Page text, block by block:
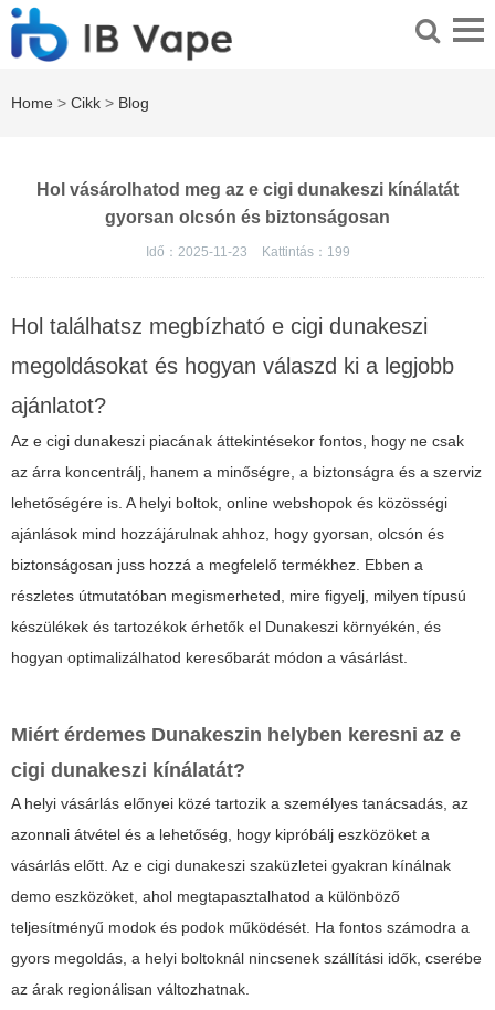
Home > Cikk > Blog
Hol vásárolhatod meg az e cigi dunakeszi kínálatát
gyorsan olcsón és biztonságosan
Idő：2025-11-23 Kattintás： 199
Hol találhatsz megbízható e cigi dunakeszi
megoldásokat és hogyan válaszd ki a legjobb
ajánlatot?
Az e cigi dunakeszi piacának áttekintésekor fontos, hogy ne csak
az árra koncentrálj, hanem a minőségre, a biztonságra és a szerviz
lehetőségére is. A helyi boltok, online webshopok és közösségi
ajánlások mind hozzájárulnak ahhoz, hogy gyorsan, olcsón és
biztonságosan juss hozzá a megfelelő termékhez. Ebben a
részletes útmutatóban megismerheted, mire figyelj, milyen típusú
készülékek és tartozékok érhetők el Dunakeszi környékén, és
hogyan optimalizálhatod keresőbarát módon a vásárlást.
Miért érdemes Dunakeszin helyben keresni az e
cigi dunakeszi kínálatát?
A helyi vásárlás előnyei közé tartozik a személyes tanácsadás, az
azonnali átvétel és a lehetőség, hogy kipróbálj eszközöket a
vásárlás előtt. Az e cigi dunakeszi szaküzletei gyakran kínálnak
demo eszközöket, ahol megtapasztalhatod a különböző
teljesítményű modok és podok működését. Ha fontos számodra a
gyors megoldás, a helyi boltoknál nincsenek szállítási idők, cserébe
az árak regionálisan változhatnak.